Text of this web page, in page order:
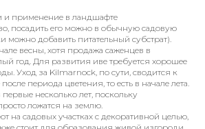
и применение в ландшафте
посадить его можно в обычную садовую
можно добавить питательный субстрат).
весны, хотя продажа саженцев в
год. Для развития иве требуется хорошее
Уход за Kilmarnock, по сути, сводится к
периода цветения, то есть в начале лета.
несколько лет, поскольку
ложатся на землю.
на садовых участках с декоративной целью,